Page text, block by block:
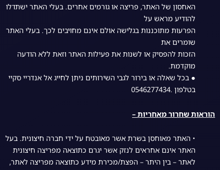
האחסון של האתר, פריצה או גורמים אחרים. בעלי האתר ישתדלו
להודיע מראש על
הפרעות מתוכננות בגלישה אולם אינם מחויבים לכך. בעלי האתר
שומרים את
הזכות להפסיק או לשנות את פעילות האתר וזאת ללא הודעה
מוקדמת.
● בכל שאלה או בירור לגבי השירותים ניתן לחייג אל אנדריי סקיי
בטלפון .0546277434
הוראות שחרור מאחריות –
• האתר מאוחסן בשרת אשר מאובטח על ידי חברה חיצונית. בעל
האתר אינם אחראים לנזק אשר יגרם כתוצאה מפריצה חיצונית
לאתר – בין היתר – הפצת/מכירת מידע כתוצאה מפריצה לאתר,